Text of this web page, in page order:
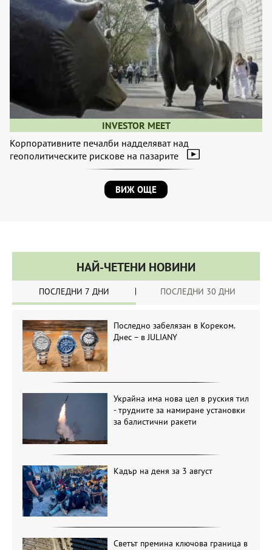
INVESTOR MEET
Корпоративните печалби надделяват над
геополитическите рискове на пазарите
ВИЖ ОЩЕ
НАЙ-ЧЕТЕНИ НОВИНИ
ПОСЛЕДНИ 7 ДНИ ПОСЛЕДНИ 30 ДНИ
Последно забелязан в Кореком.
Днес – в JULIANY
Украйна има нова цел в руския тил
- трудните за намиране установки
за балистични ракети
Кадър на деня за 3 август
Светът премина ключова граница в